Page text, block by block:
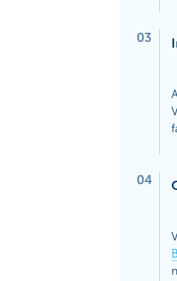
03
04